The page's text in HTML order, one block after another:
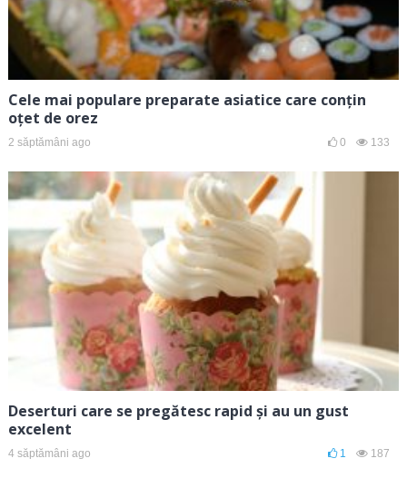
Cele mai populare preparate asiatice care conțin
oțet de orez
2 săptămâni ago 0 133
Deserturi care se pregătesc rapid și au un gust
excelent
4 săptămâni ago 1 187